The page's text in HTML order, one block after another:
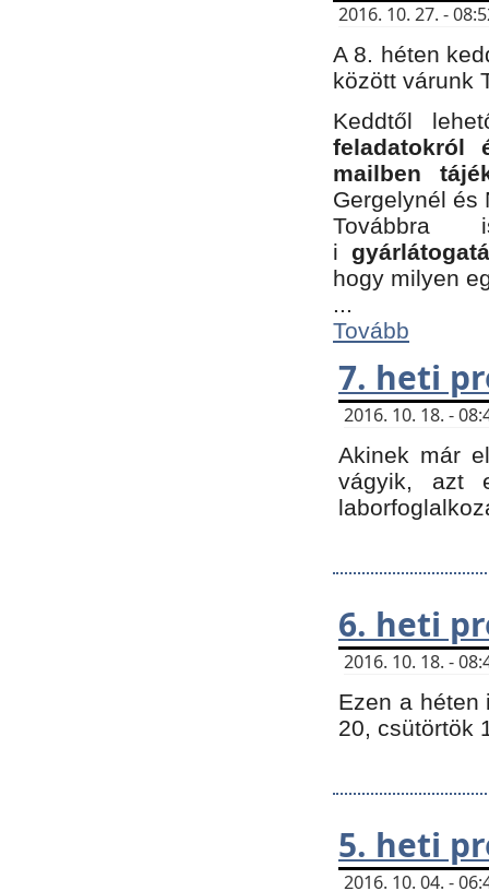
2016. 10. 27. -
A 8. héten
között várunk
Keddtől
feladatokról
mailben
Gergelynél és
Továbbra
i
hogy milyen
...
Tovább
7. heti
2016. 10. 18. -
Akinek már
vágyik, azt
6. heti
2016. 10. 18. -
Ezen a héten
20, csütörtök
5. heti
2016. 10. 04. -